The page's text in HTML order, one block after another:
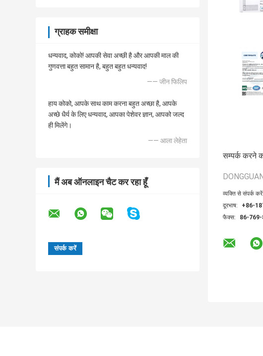
ग्राहक समीक्षा
धन्यवाद, कोको! आपकी सेवा अच्छी है और आपकी माल की
गुणवत्ता बहुत सामान है, बहुत बहुत धन्यवाद!
—— जीन फिलिप
हाय कोको, आपके साथ काम करना बहुत अच्छा है, आपके
अच्छे धैर्य के लिए धन्यवाद, आपका पेशेवर ज्ञान, आपको जल्द
ही मिलेंगे।
—— आला लेहेता
मैं अब ऑनलाइन चैट कर रहा हूँ
सम्पर्क करने
व्यक्ति से संपर्क करें:
दूरभाष:
+86-
फैक्स:
86-